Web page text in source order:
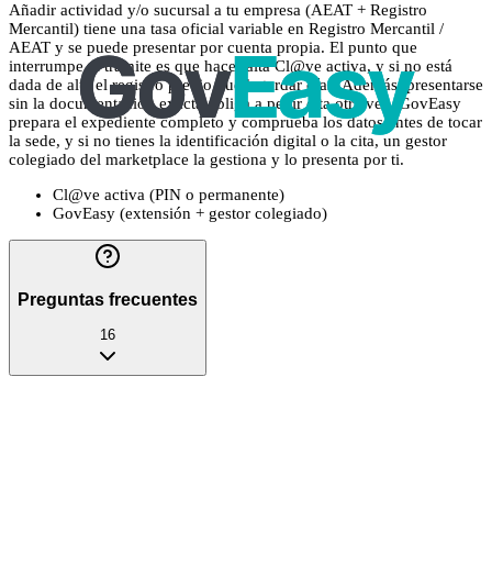
Añadir actividad y/o sucursal a tu empresa (AEAT + Registro
Mercantil) tiene una tasa oficial variable en Registro Mercantil /
AEAT y se puede presentar por cuenta propia. El punto que
interrumpe el trámite es que hace falta Cl@ve activa, y si no está
dada de alta el registro previo puede tardar días. Además, presentarse
sin la documentación exacta obliga a pedir cita otra vez. GovEasy
prepara el expediente completo y comprueba los datos antes de tocar
la sede, y si no tienes la identificación digital o la cita, un gestor
colegiado del marketplace la gestiona y lo presenta por ti.
Cl@ve activa (PIN o permanente)
GovEasy (extensión + gestor colegiado)
Preguntas frecuentes
16